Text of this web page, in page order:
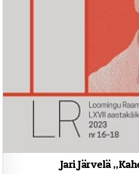
Jari Järvelä